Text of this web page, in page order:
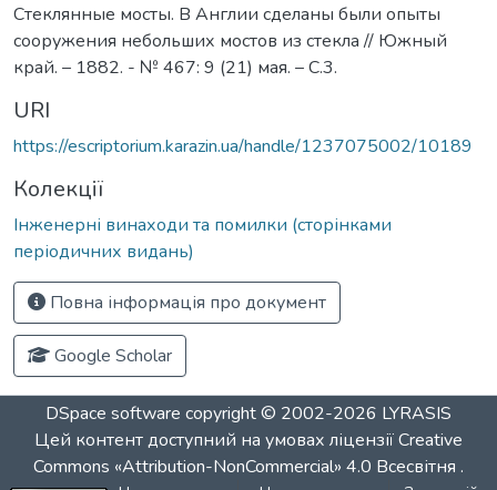
Стеклянные мосты. В Англии сделаны были опыты
сооружения небольших мостов из стекла // Южный
край. – 1882. - № 467: 9 (21) мая. – С.3.
URI
https://escriptorium.karazin.ua/handle/1237075002/10189
Колекції
Інженерні винаходи та помилки (сторінками
періодичних видань)
Повна інформація про документ
Google Scholar
DSpace software copyright © 2002-2026 LYRASIS
Цей контент доступний на умовах ліцензіїCreative
Commons «Attribution-NonCommercial» 4.0 Всесвітня .